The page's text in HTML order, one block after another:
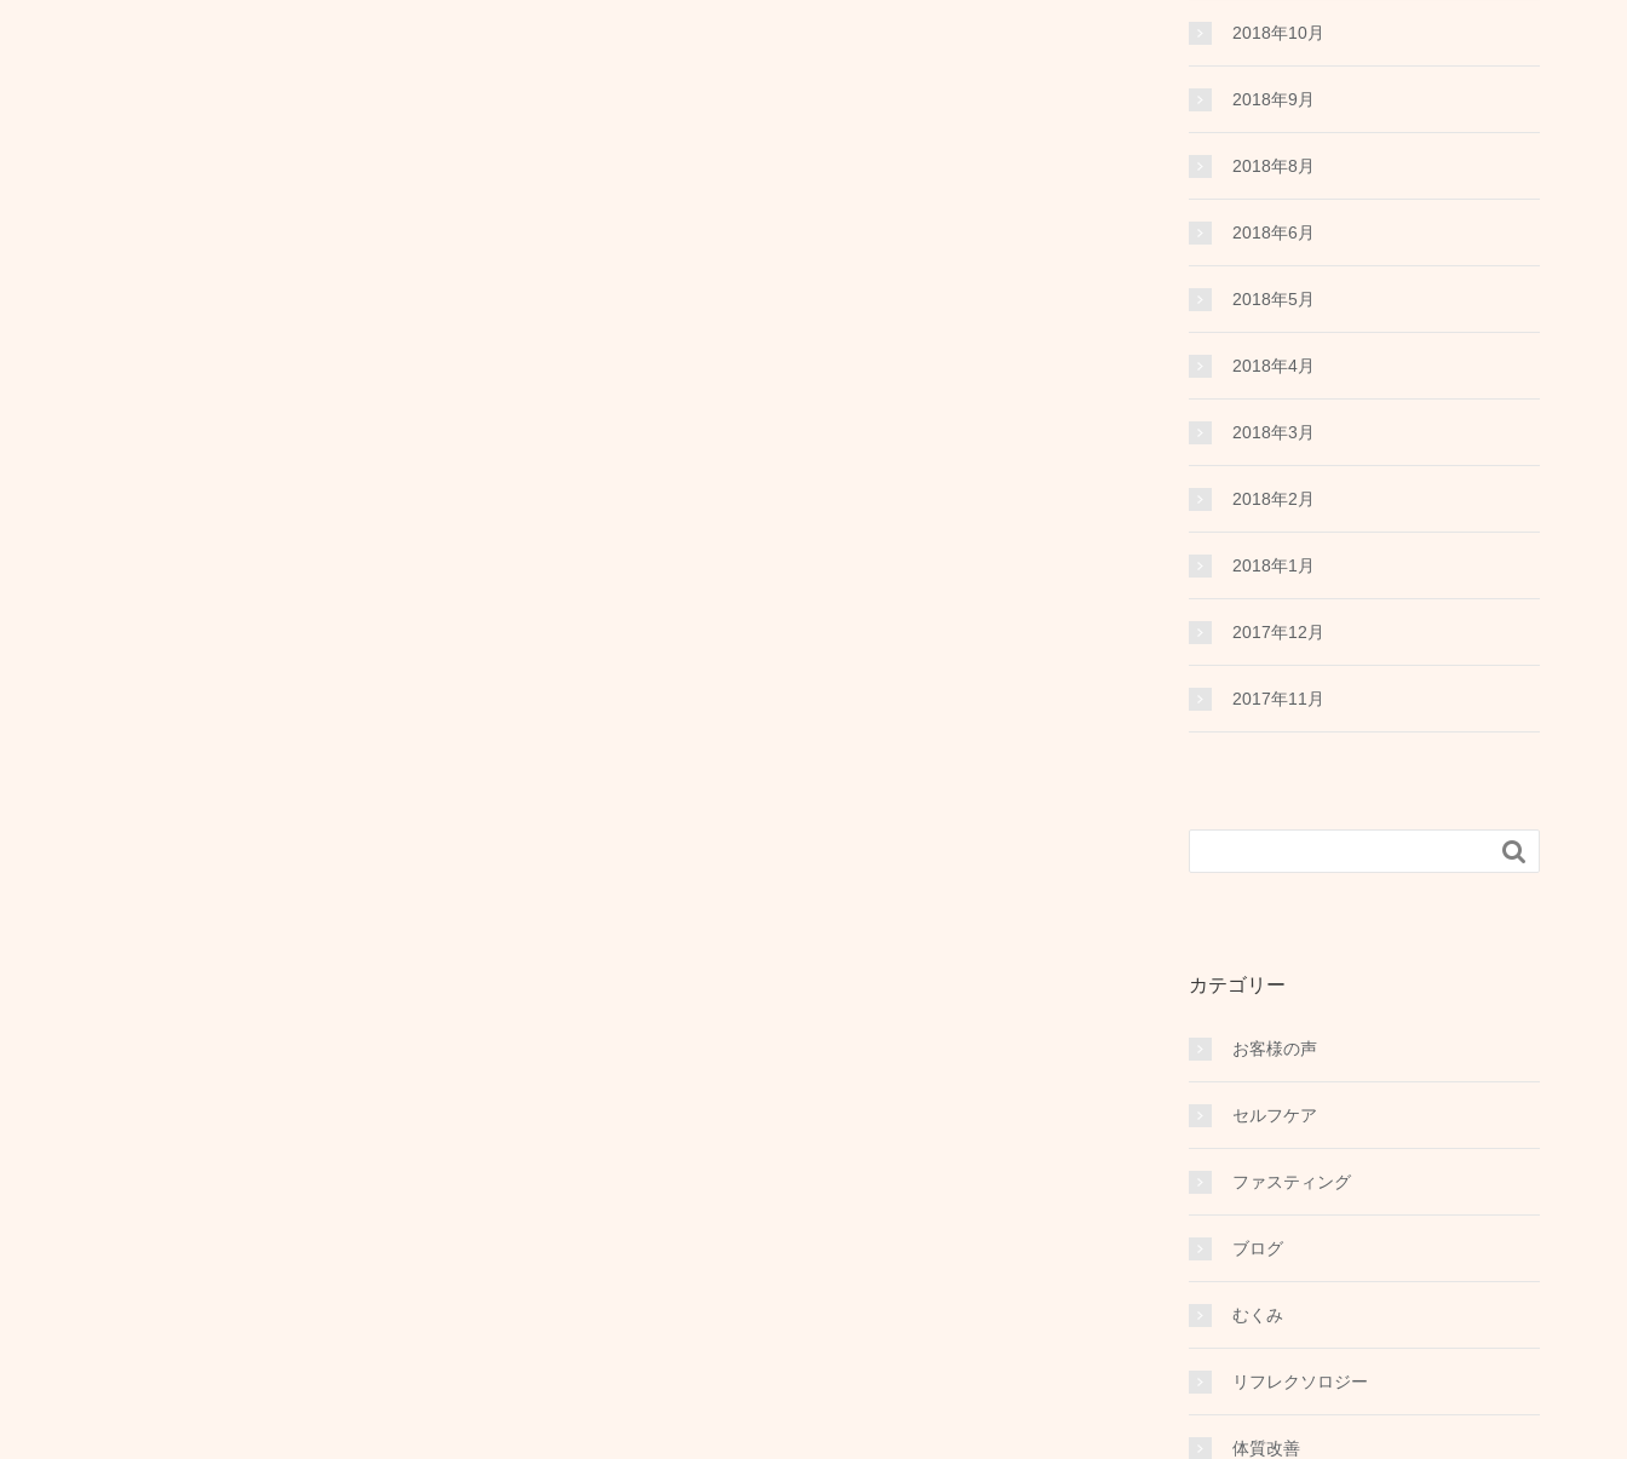
2018年10月
2018年9月
2018年8月
2018年6月
2018年5月
2018年4月
2018年3月
2018年2月
2018年1月
2017年12月
2017年11月

カテゴリー
お客様の声
セルフケア
ファスティング
ブログ
むくみ
リフレクソロジー
体質改善